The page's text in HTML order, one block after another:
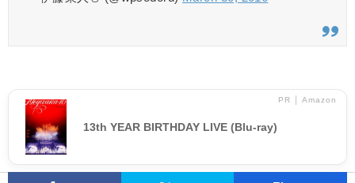
PR │ Amazon
13th YEAR BIRTHDAY LIVE (Blu-ray)